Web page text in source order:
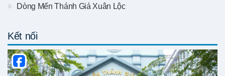
Dòng Mến Thánh Giá Xuân Lộc
Kết nối